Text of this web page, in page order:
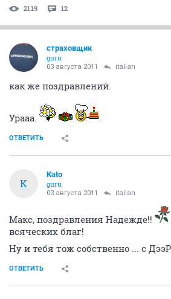
2119 12
страховщик
guru
03 августа 2011 italian
как же поздравлений.
Урааа.
ОТВЕТИТЬ
K
Kato
guru
03 августа 2011 italian
Макс, поздравления Надежде!!
всяческих благ!
Ну и тебя тож собственно ... с
ОТВЕТИТЬ